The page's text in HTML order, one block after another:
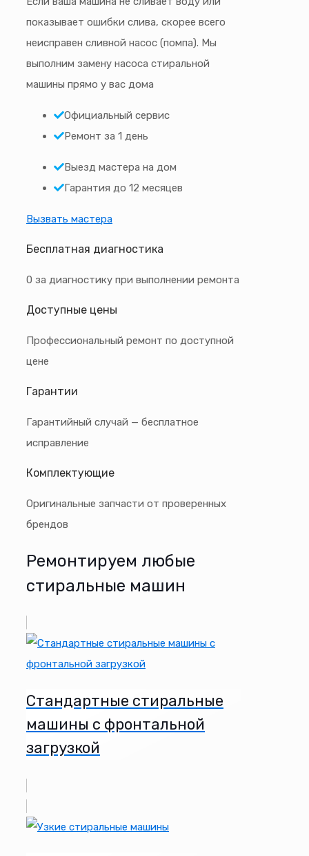
показывает ошибки слива, скорее всего
неисправен сливной насос (помпа). Мы
выполним замену насоса стиральной
машины прямо у вас дома
Официальный сервис
Ремонт за 1 день
Выезд мастера на дом
Гарантия до 12 месяцев
Вызвать мастера
Бесплатная диагностика
0 за диагностику при выполнении ремонта
Доступные цены
Профессиональный ремонт по доступной
цене
Гарантии
Гарантийный случай — бесплатное
исправление
Комплектующие
Оригинальные запчасти от проверенных
брендов
Ремонтируем любые
стиральные машин
Стандартные стиральные
машины с фронтальной
загрузкой